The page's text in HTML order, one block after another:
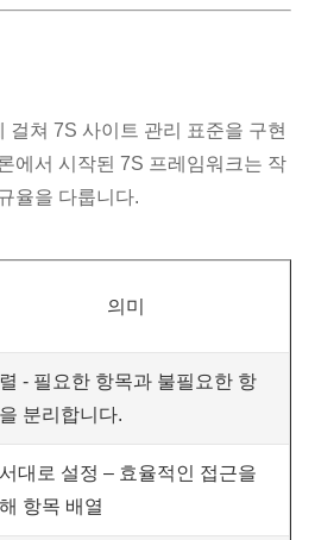
걸쳐 7S 사이트 관리 표준을 구현
에서 시작된 7S 프레임워크는 작
율을 다룹니다.
의미
- 필요한 항목과 불필요한 항
분리합니다.
대로 설정 – 효율적인 접근을
항목 배열